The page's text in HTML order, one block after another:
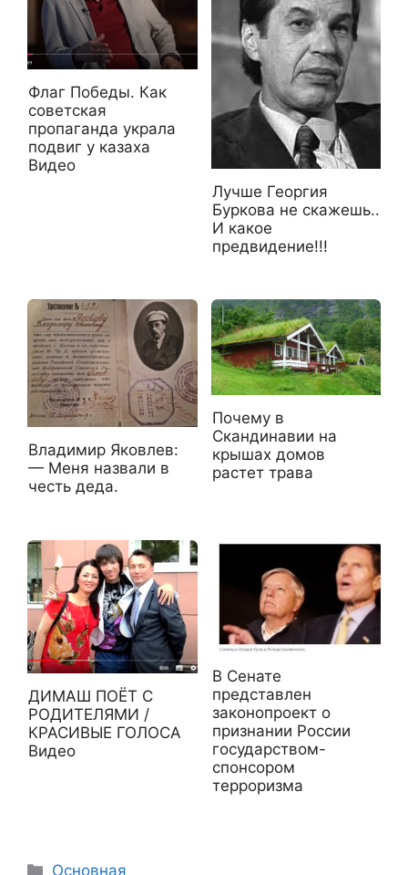
Флаг Победы. Как
советская
пропаганда украла
подвиг у казаха
Видео
Лучше Георгия
Буркова не скажешь..
И какое
предвидение!!!
Владимир Яковлев:
— Меня назвали в
честь деда.
Почему в
Скандинавии на
крышах домов
растет трава
ДИМАШ ПОЁТ С
РОДИТЕЛЯМИ /
КРАСИВЫЕ ГОЛОСА
Видео
В Сенате
представлен
законопроект о
признании России
государством-
спонсором
терроризма
Рубрики
Основная